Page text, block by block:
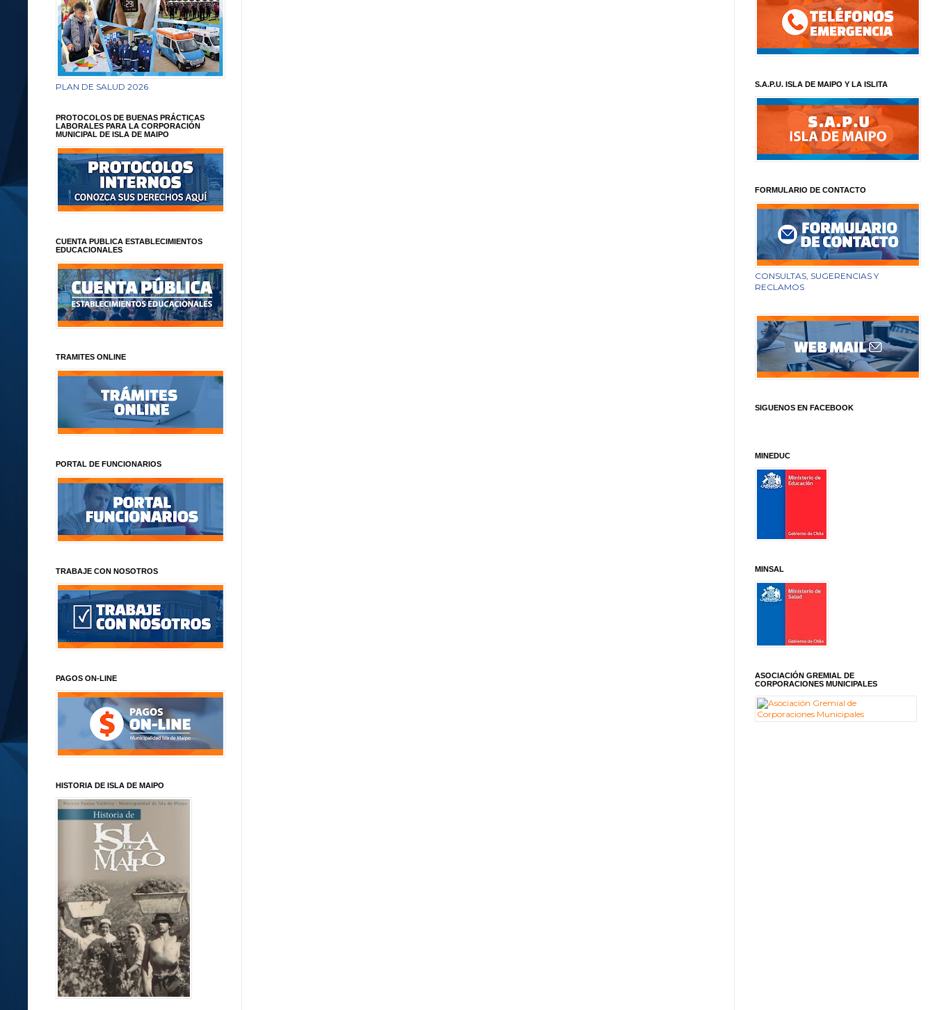
PLAN DE SALUD 2026
PROTOCOLOS DE BUENAS PRÁCTICAS
LABORALES PARA LA CORPORACIÓN
MUNICIPAL DE ISLA DE MAIPO
CUENTA PUBLICA ESTABLECIMIENTOS
EDUCACIONALES
TRAMITES ONLINE
PORTAL DE FUNCIONARIOS
TRABAJE CON NOSOTROS
PAGOS ON-LINE
HISTORIA DE ISLA DE MAIPO
S.A.P.U. ISLA DE MAIPO Y LA ISLITA
FORMULARIO DE CONTACTO
CONSULTAS, SUGERENCIAS Y
RECLAMOS
SIGUENOS EN FACEBOOK
MINEDUC
MINSAL
ASOCIACIÓN GREMIAL DE
CORPORACIONES MUNICIPALES